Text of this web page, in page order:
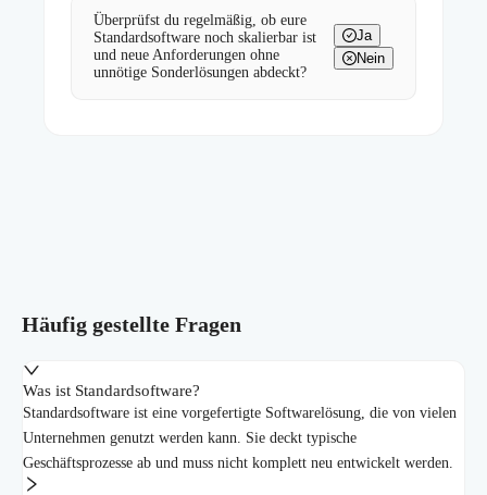
Überprüfst du regelmäßig, ob eure
Standardsoftware noch skalierbar ist
und neue Anforderungen ohne
unnötige Sonderlösungen abdeckt?
Ja
Nein
Häufig gestellte Fragen
Was ist Standardsoftware?
Standardsoftware ist eine vorgefertigte Softwarelösung, die von vielen
Unternehmen genutzt werden kann. Sie deckt typische
Geschäftsprozesse ab und muss nicht komplett neu entwickelt werden.